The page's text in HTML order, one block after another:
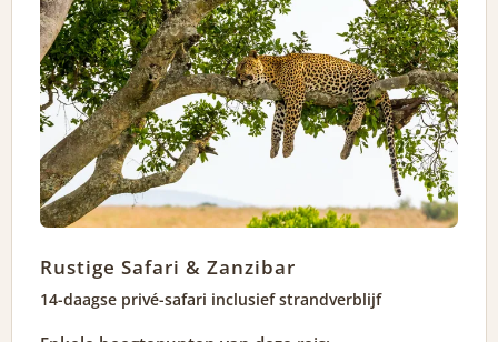
Rustige Safari & Zanzibar
14-daagse privé-safari inclusief strandverblijf